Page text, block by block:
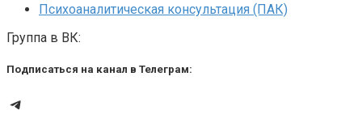
Психоаналитическая консультация (ПАК)
Группа в ВК:
Подписаться на канал в Телеграм:
Telegram